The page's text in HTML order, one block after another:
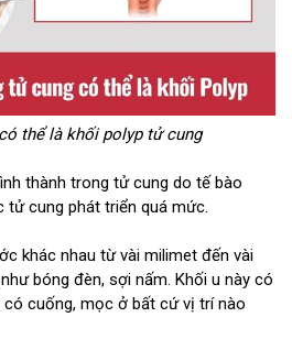
thể là khối polyp tử cung
thành trong tử cung do tế bào
tử cung phát triển quá mức.
khác nhau từ vài milimet đến vài
bóng đèn, sợi nấm. Khối u này có
cuống, mọc ở bất cứ vị trí nào